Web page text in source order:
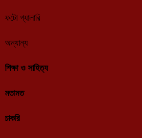
ফটো গ্যালারি
অন্যান্য
শিক্ষা ও সাহিত্য
মতামত
চাকরি